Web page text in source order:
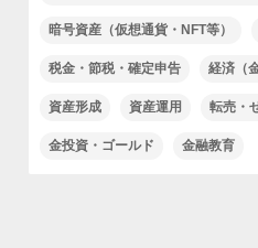
暗号資産（仮想通貨・NFT等）
税金・節税・確定申告 経済（
資産形成 資産運用 転売・
金投資・ゴールド 金融教育